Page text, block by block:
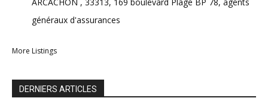
généraux d'assurances
More Listings
DERNIERS ARTICLES